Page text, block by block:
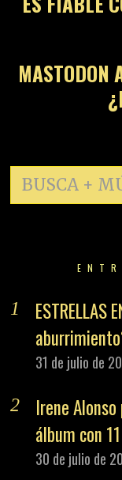
MASTODON
ESTRELLAS
31 de julio de
Irene
álbum con
30 de julio de